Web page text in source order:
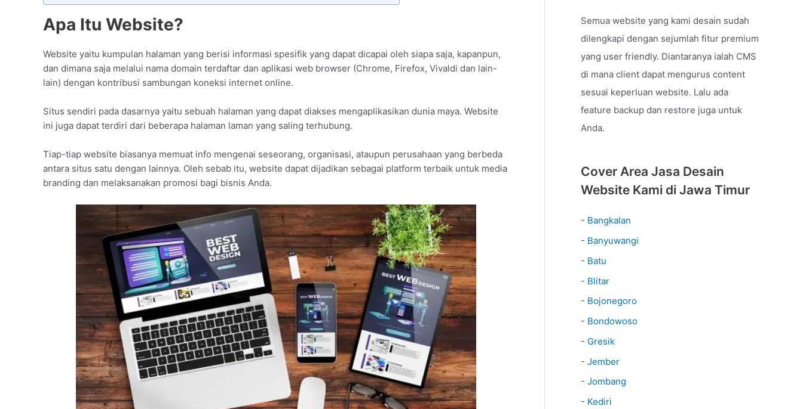
Apa Itu Website?
Website yaitu kumpulan halaman yang berisi informasi spesifik yang dapat dicapai oleh siapa saja, kapanpun,
dan dimana saja melalui nama domain terdaftar dan aplikasi web browser (Chrome, Firefox, Vivaldi dan lain-
lain) dengan kontribusi sambungan koneksi internet online.
Situs sendiri pada dasarnya yaitu sebuah halaman yang dapat diakses mengaplikasikan dunia maya. Website
ini juga dapat terdiri dari beberapa halaman laman yang saling terhubung.
Tiap-tiap website biasanya memuat info mengenai seseorang, organisasi, ataupun perusahaan yang berbeda
antara situs satu dengan lainnya. Oleh sebab itu, website dapat dijadikan sebagai platform terbaik untuk media
branding dan melaksanakan promosi bagi bisnis Anda.
Semua website yang kami desain sudah
dilengkapi dengan sejumlah fitur premium
yang user friendly. Diantaranya ialah CMS
di mana client dapat mengurus content
sesuai keperluan website. Lalu ada
feature backup dan restore juga untuk
Anda.
Cover Area Jasa Desain
Website Kami di Jawa Timur
- Bangkalan
- Banyuwangi
- Batu
- Blitar
- Bojonegoro
- Bondowoso
- Gresik
- Jember
- Jombang
- Kediri